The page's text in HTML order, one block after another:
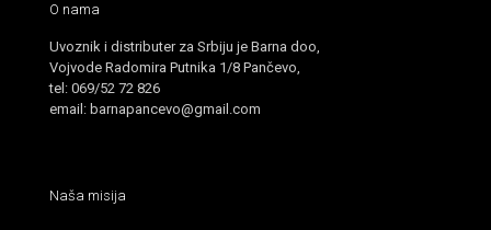
O nama
Uvoznik i distributer za Srbiju je Barna doo,
Vojvode Radomira Putnika 1/8 Pančevo,
tel: 069/52 72 826
email: barnapancevo@gmail.com
Naša misija